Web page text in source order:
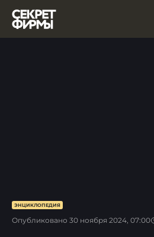
ЭНЦИКЛОПЕДИЯ
Опубликовано 30 ноября 2024, 07:00